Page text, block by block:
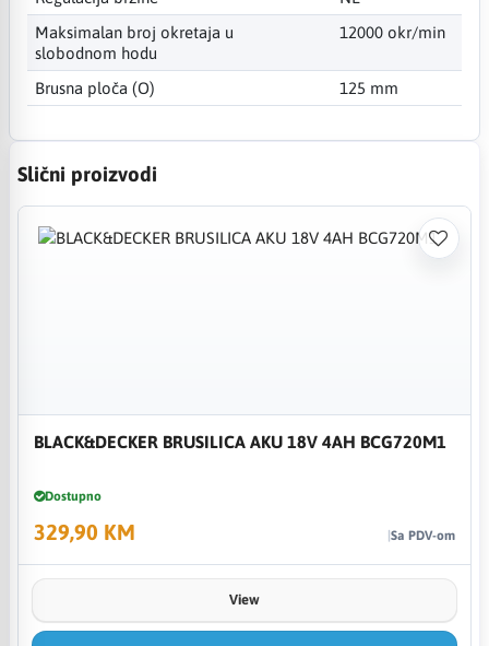
Maksimalan broj okretaja u
slobodnom hodu
12000 okr/min
Brusna ploča (O) 125 mm
Slični proizvodi
BLACK&DECKER BRUSILICA AKU 18V 4AH BCG720M1
Dostupno
329,90 KM Sa PDV-om
View